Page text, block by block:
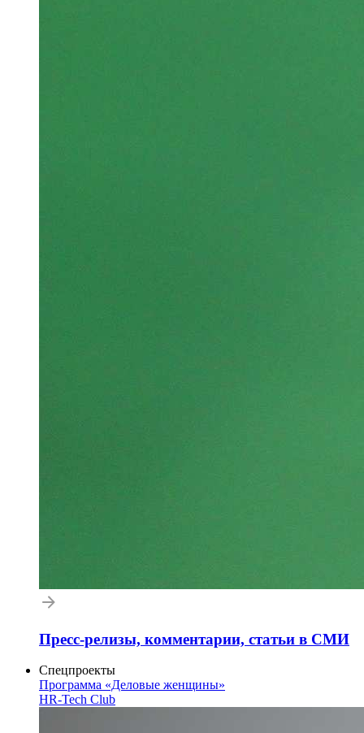
Пресс-релизы, комментарии, статьи в СМИ
Спецпроекты
Программа «Деловые женщины»
HR-Tech Club